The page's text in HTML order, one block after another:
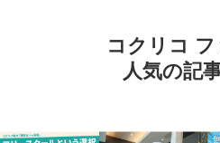
コクリコ
人気の記